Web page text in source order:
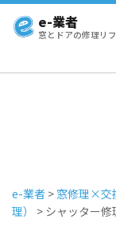
e-業者
窓とドアの修理リ
e-業者 > 窓修理×交
理）
> シャッター